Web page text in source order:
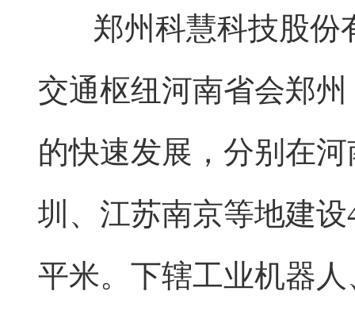
郑州科慧科技股份
交通枢纽河南省会郑
的快速发展，分别在
圳、江苏南京等地建
平米。下辖工业机器